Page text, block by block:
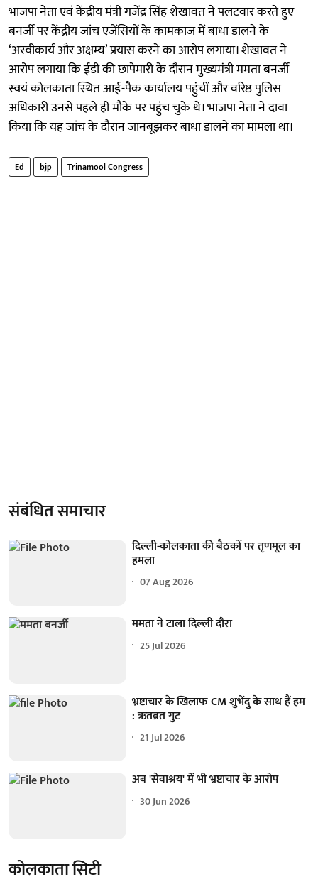
भाजपा नेता एवं केंद्रीय मंत्री गजेंद्र सिंह शेखावत ने पलटवार करते हुए
बनर्जी पर केंद्रीय जांच एजेंसियों के कामकाज में बाधा डालने के
‘अस्वीकार्य और अक्षम्य’ प्रयास करने का आरोप लगाया। शेखावत ने
आरोप लगाया कि ईडी की छापेमारी के दौरान मुख्यमंत्री ममता बनर्जी
स्वयं कोलकाता स्थित आई-पैक कार्यालय पहुंचीं और वरिष्ठ पुलिस
अधिकारी उनसे पहले ही मौके पर पहुंच चुके थे। भाजपा नेता ने दावा
किया कि यह जांच के दौरान जानबूझकर बाधा डालने का मामला था।
Ed bjp Trinamool Congress
संबंधित समाचार
दिल्ली-कोलकाता की बैठकों पर तृणमूल का
हमला
07 Aug 2026
ममता ने टाला दिल्ली दौरा
25 Jul 2026
भ्रष्टाचार के खिलाफ CM शुभेंदु के साथ हैं हम
: ऋतब्रत गुट
21 Jul 2026
अब 'सेवाश्रय' में भी भ्रष्टाचार के आरोप
30 Jun 2026
कोलकाता सिटी